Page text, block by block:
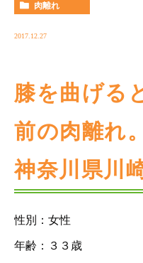
肉離れ
2017.12.27
膝を曲げる
前の肉離れ。
神奈川県川
性別：女性
年齢：３３歳